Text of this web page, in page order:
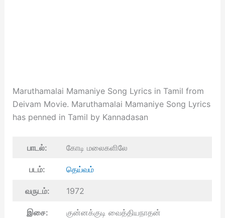
Maruthamalai Mamaniye Song Lyrics in Tamil from
Deivam Movie. Maruthamalai Mamaniye Song Lyrics
​has penned in Tamil by Kannadasan
பாடல்: கோடி மலைகளிலே
படம்: தெய்வம்
வருடம்: 1972
இசை: குன்னக்குடி வைத்தியநாதன்